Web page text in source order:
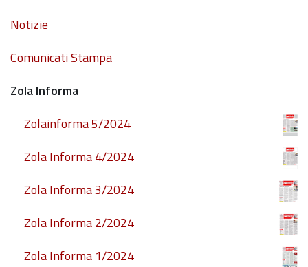
Navigazione
Notizie
Comunicati Stampa
Zola Informa
Zolainforma 5/2024
Zola Informa 4/2024
Zola Informa 3/2024
Zola Informa 2/2024
Zola Informa 1/2024